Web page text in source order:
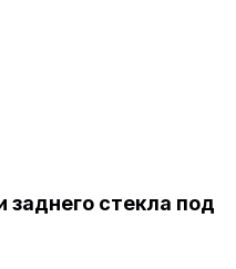
стекла под